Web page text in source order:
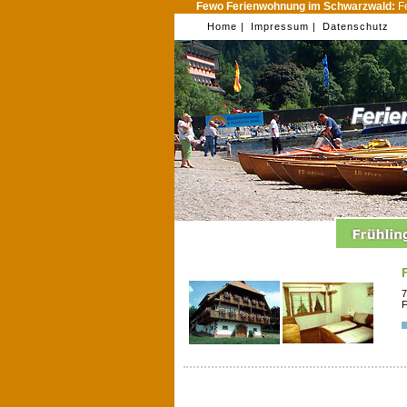
Fewo Ferienwohnung im Schwarzwald:
Home | Impressum | Datenschutz